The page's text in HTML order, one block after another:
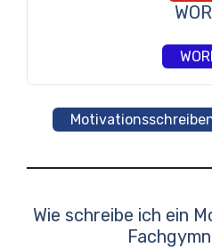
Wie schreibe ich ein